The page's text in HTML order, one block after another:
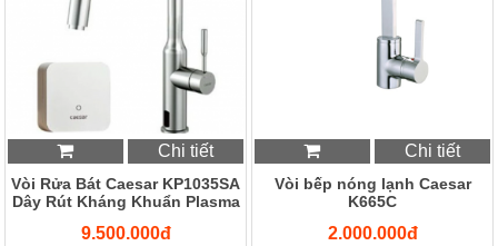
Chi tiết
Vòi Rửa Bát Caesar KP1035SA
Dây Rút Kháng Khuẩn Plasma
9.500.000đ
Chi tiết
Vòi bếp nóng lạnh Caesar
K665C
2.000.000đ